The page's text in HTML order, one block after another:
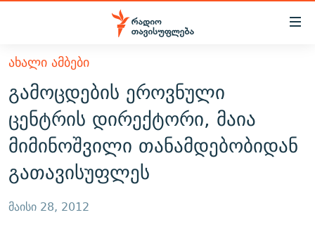
Accessibility
მთავარ
შინაარსზე
დაბრუნება
მთავარ
ნავიგაციაზე
დაბრუნება
ძიებაზე
დაბრუნება
ᲐᲮᲐᲚᲘ ᲐᲛᲑᲔᲑᲘ
ᲗᲔᲛᲔᲑᲘ
ᲞᲝᲚᲘᲢᲘᲙᲐ
ᲔᲙᲝᲜᲝᲛᲘᲙᲐ
ᲡᲐᲖᲝᲒᲐᲓᲝᲔᲑᲐ
ᲙᲣᲚᲢᲣᲠᲐ
ᲕᲘᲓᲔᲝ
ᲑᲚᲝᲒᲔᲑᲘ
ᲞᲝᲓᲙᲐᲡᲢᲔᲑᲘ
ᲐᲡᲐᲗᲘᲐᲜᲘᲡ ᲙᲣᲗᲮᲔ
ᲒᲐᲓᲐᲪᲔᲛᲔᲑᲘ
ᲐᲮᲐᲚᲘ ᲐᲛᲑᲔᲑᲘ
გამოცდების ეროვნული
ცენტრის დირექტორი, მაია
მიმინოშვილი თანამდებობიდან
გათავისუფლეს
მაისი 28, 2012